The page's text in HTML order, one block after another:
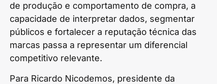
de produção e comportamento de compra, a
capacidade de interpretar dados, segmentar
públicos e fortalecer a reputação técnica das
marcas passa a representar um diferencial
competitivo relevante.
Para Ricardo Nicodemos, presidente da